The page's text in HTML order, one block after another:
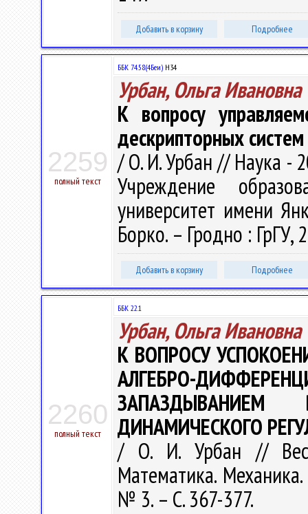
Добавить в корзину Подробнее
2259
полный текст
ББК 74.58(4Беи) Н34
Урбан, Ольга Ивановна
К вопросу
дескрипторных систем
/ О. И. Урбан // Наука -
Учреждение
университет имени
Борко. – Гродно : ГрГУ,
Добавить в корзину Подробнее
2260
полный текст
ББК 22.1
Урбан, Ольга Ивановна
К ВОПРОСУ
АЛГЕБРО-
ДИНАМИЧЕСКОГО
/ О. И. Урбан //
Математика.
№ 3. – С. 367-377.